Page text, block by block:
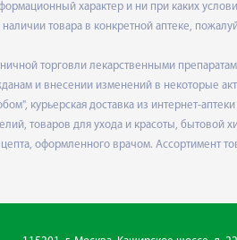
характер и ни при каких
товара в конкретной аптеке,
торговли лекарственными
и внесении изменений в некоторые
курьерская доставка из интернет-
товаров для ухода и красоты, бытовой
оформленного врачом. Ассортимент